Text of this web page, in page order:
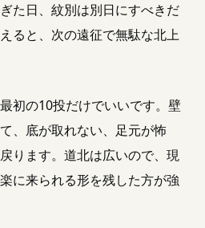
た日、紋別は別日にすべきだ
ると、次の遠征で無駄な北上
初の10投だけでいいです。壁
、底が取れない、足元が怖
ります。道北は広いので、現
に来られる形を残した方が強